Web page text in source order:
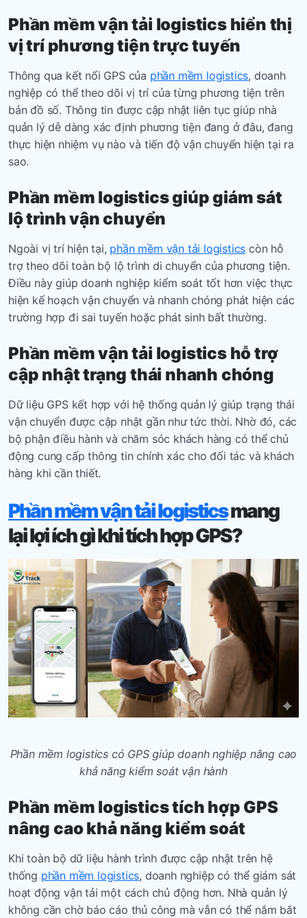
Phần mềm vận tải logistics hiển thị
vị trí phương tiện trực tuyến
Thông qua kết nối GPS của phần mềm logistics, doanh
nghiệp có thể theo dõi vị trí của từng phương tiện trên
bản đồ số. Thông tin được cập nhật liên tục giúp nhà
quản lý dễ dàng xác định phương tiện đang ở đâu, đang
thực hiện nhiệm vụ nào và tiến độ vận chuyển hiện tại ra
sao.
Phần mềm logistics giúp giám sát
lộ trình vận chuyển
Ngoài vị trí hiện tại, phần mềm vận tải logistics còn hỗ
trợ theo dõi toàn bộ lộ trình di chuyển của phương tiện.
Điều này giúp doanh nghiệp kiểm soát tốt hơn việc thực
hiện kế hoạch vận chuyển và nhanh chóng phát hiện các
trường hợp đi sai tuyến hoặc phát sinh bất thường.
Phần mềm vận tải logistics hỗ trợ
cập nhật trạng thái nhanh chóng
Dữ liệu GPS kết hợp với hệ thống quản lý giúp trạng thái
vận chuyển được cập nhật gần như tức thời. Nhờ đó, các
bộ phận điều hành và chăm sóc khách hàng có thể chủ
động cung cấp thông tin chính xác cho đối tác và khách
hàng khi cần thiết.
Phần mềm vận tải logisticsmang
lại lợi ích gì khi tích hợp GPS?
Phần mềm logistics có GPS giúp doanh nghiệp nâng cao
khả năng kiểm soát vận hành
Phần mềm logisticstích hợp GPS
nâng cao khả năng kiểm soát
Khi toàn bộ dữ liệu hành trình được cập nhật trên hệ
thống phần mềm logistics, doanh nghiệp có thể giám sát
hoạt động vận tải một cách chủ động hơn. Nhà quản lý
không cần chờ báo cáo thủ công mà vẫn có thể nắm bắt